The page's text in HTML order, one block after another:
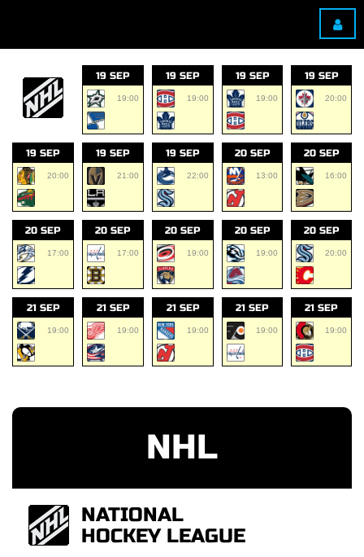
19 SEP
19:00
19 SEP
19:00
19 SEP
19:00
19 SEP
20:00
19 SEP
20:00
19 SEP
21:00
19 SEP
22:00
20 SEP
13:00
20 SEP
16:00
20 SEP
17:00
20 SEP
17:00
20 SEP
19:00
20 SEP
19:00
20 SEP
20:00
21 SEP
19:00
21 SEP
19:00
21 SEP
19:00
21 SEP
19:00
21 SEP
19:00
NHL
NATIONAL
HOCKEY LEAGUE